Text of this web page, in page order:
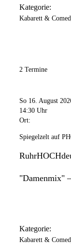
Kategorie:
Kabarett &
2 Termine
So 16. August
14:30 Uhr
Ort:
Spiegelzelt auf
"Damenmix"
Kategorie:
Kabarett &